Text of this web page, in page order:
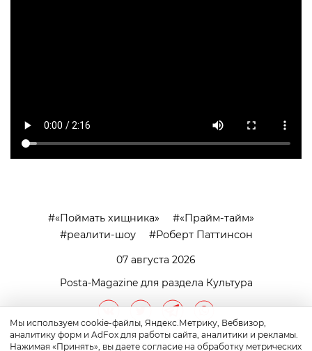
«Поймать хищника»
«Прайм-тайм»
реалити-шоу
Роберт Паттинсон
07 августа 2026
Posta-Magazine для раздела Культура
Мы используем cookie-файлы, Яндекс.Метрику, Вебвизор,
аналитику форм и AdFox для работы сайта, аналитики и рекламы.
Нажимая «Принять», вы даете согласие на обработку метрических